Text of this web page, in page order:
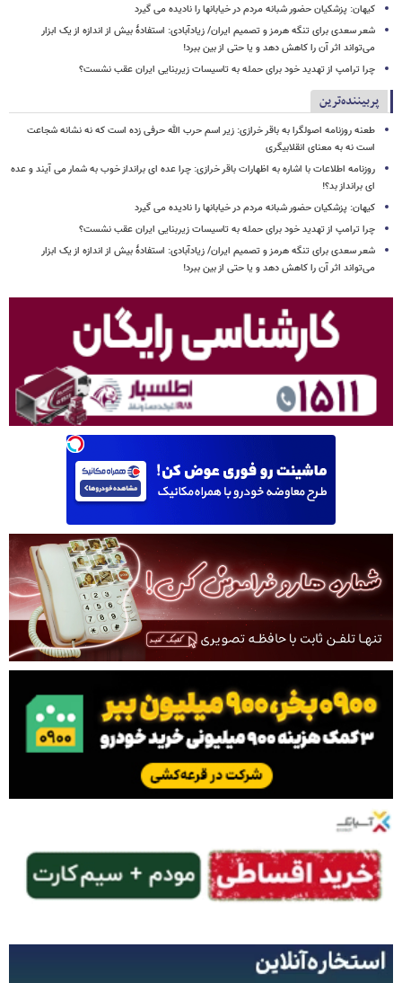
کیهان: پزشکیان حضور شبانه مردم در خیابانها را نادیده می گیرد
شعر سعدی برای تنگه هرمز و تصمیم ایران/ زیادآبادی: استفادهٔ بیش از اندازه از یک ابزار
می‌تواند اثر آن را کاهش دهد و یا حتی از بین ببرد!
چرا ترامپ از تهدید خود برای حمله به تاسیسات زیربنایی ایران عقب نشست؟
پربیننده‌ترین
طعنه روزنامه اصولگرا به باقر خرازی: زیر اسم حرب الله حرفی زده است که نه نشانه شجاعت
است نه به معنای انقلابیگری
روزنامه اطلاعات با اشاره به اظهارات باقر خرازی: چرا عده ای برانداز خوب به شمار می آیند و عده
ای برانداز بد؟!
کیهان: پزشکیان حضور شبانه مردم در خیابانها را نادیده می گیرد
چرا ترامپ از تهدید خود برای حمله به تاسیسات زیربنایی ایران عقب نشست؟
شعر سعدی برای تنگه هرمز و تصمیم ایران/ زیادآبادی: استفادهٔ بیش از اندازه از یک ابزار
می‌تواند اثر آن را کاهش دهد و یا حتی از بین ببرد!